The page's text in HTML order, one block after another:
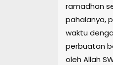
ramadhan
pahalanya,
waktu
perbuatan
oleh Allah